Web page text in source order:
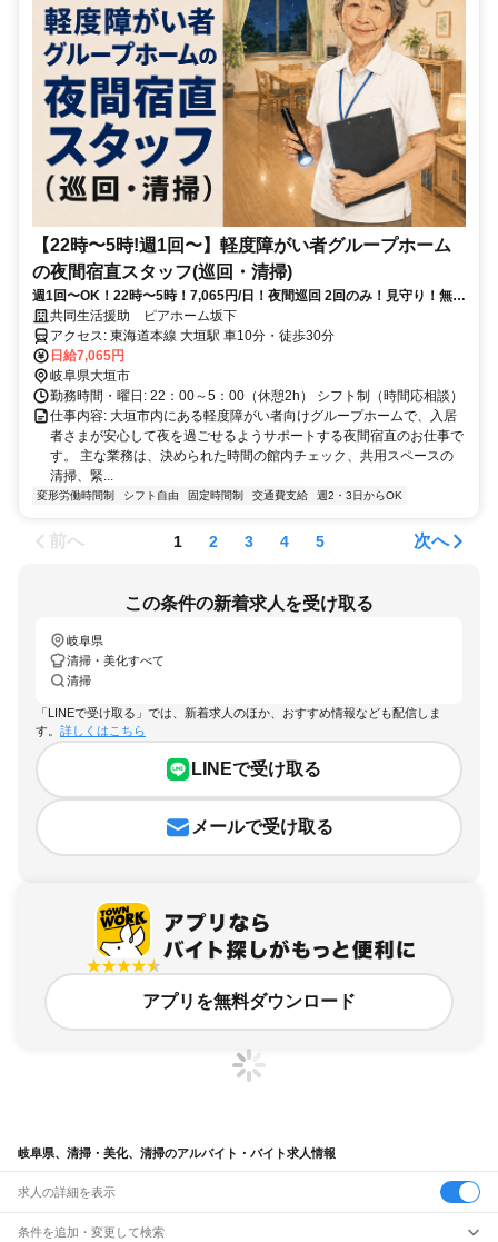
【22時〜5時!週1回〜】軽度障がい者グループホーム
の夜間宿直スタッフ(巡回・清掃)
週1回〜OK！22時〜5時！7,065円/日！夜間巡回 2回のみ！見守り！無資
格OK！2022年新築！入居率85％！就労継続支援3事業所運営！椎茸屋
さんと餃子屋さん運営！
共同生活援助 ピアホーム坂下
アクセス: 東海道本線 大垣駅 車10分・徒歩30分
日給7,065円
岐阜県大垣市
勤務時間・曜日: 22：00～5：00（休憩2h） シフト制（時間応相談）
仕事内容: 大垣市内にある軽度障がい者向けグループホームで、入居
者さまが安心して夜を過ごせるようサポートする夜間宿直のお仕事で
す。 主な業務は、決められた時間の館内チェック、共用スペースの
清掃、緊...
変形労働時間制 シフト自由 固定時間制 交通費支給 週2・3日からOK
前へ 1 2 3 4 5 次へ
この条件の新着求人を受け取る
岐阜県
清掃・美化すべて
清掃
「LINEで受け取る」では、新着求人のほか、おすすめ情報なども配信しま
す。 詳しくはこちら
LINEで受け取る
メールで受け取る
アプリを無料ダウンロード
岐阜県、清掃・美化、清掃のアルバイト・バイト求人情報
求人の詳細を表示
条件を追加・変更して検索